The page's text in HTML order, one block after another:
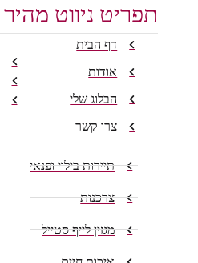
תפריט ניווט מהיר
דף הבית
אודות
הבלוג שלי
צרו קשר
תיירות בילוי ופנאי
צרכנות
מגזין לייף סטייל